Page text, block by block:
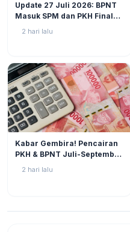
Update 27 Juli 2026: BPNT
Masuk SPM dan PKH Final
Closing, Kapan Uang Bansos
2 hari lalu
Kabar Gembira! Pencairan
PKH & BPNT Juli-September
2026 Kian Dekat, Status SPM
2 hari lalu